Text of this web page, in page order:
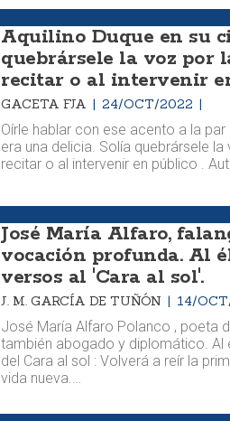
Aquilino Duque en su
quebrársele la voz por
recitar o al intervenir
GACETA FJA 24/OCT/2022
Oírle hablar con ese acento a la
era una delicia. Solía quebrársele
recitar o al intervenir en público .
José María Alfaro,
vocación profunda. Al
versos al 'Cara al sol'.
J. M. GARCÍA DE TUÑÓN 14/
José María Alfaro Polanco , poeta
también abogado y diplomático. Al
del Cara al sol : Volverá a reír la
vida nueva.…